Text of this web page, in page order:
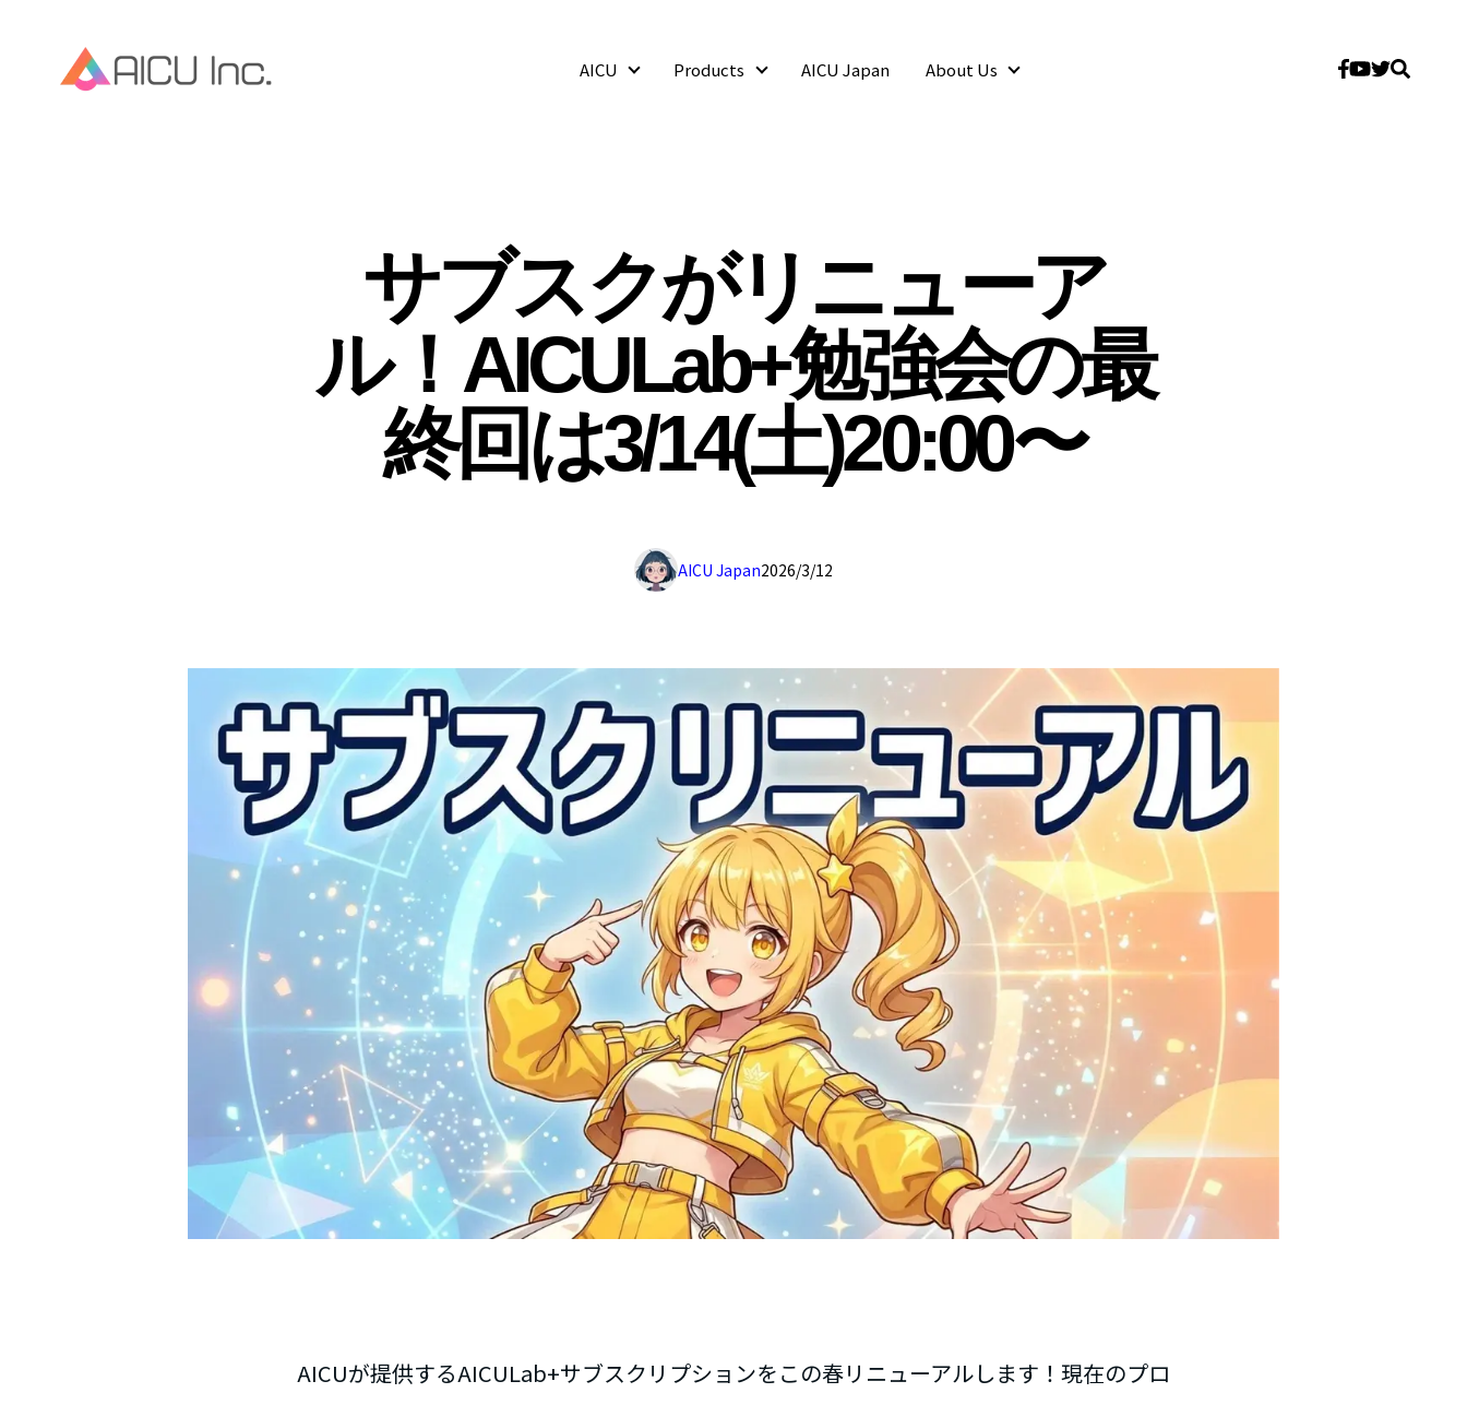
AICU Products AICU Japan About Us
サブスクがリニューア
ル！AICULab+勉強会の最
終回は3/14(土)20:00〜
2026/3/12
AICU Japan
AICUが提供するAICULab+サブスクリプションをこの春リニューアルします！現在のプロ